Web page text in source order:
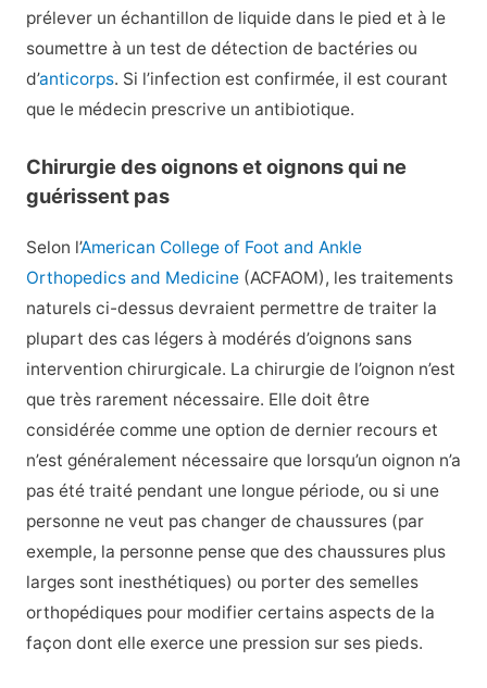
prélever un échantillon de liquide dans le pied et à le
soumettre à un test de détection de bactéries ou
d’anticorps. Si l’infection est confirmée, il est courant
que le médecin prescrive un antibiotique.
Chirurgie des oignons et oignons qui ne
guérissent pas
Selon l’American College of Foot and Ankle
Orthopedics and Medicine(ACFAOM), les traitements
naturels ci-dessus devraient permettre de traiter la
plupart des cas légers à modérés d’oignons sans
intervention chirurgicale. La chirurgie de l’oignon n’est
que très rarement nécessaire. Elle doit être
considérée comme une option de dernier recours et
n’est généralement nécessaire que lorsqu’un oignon n’a
pas été traité pendant une longue période, ou si une
personne ne veut pas changer de chaussures (par
exemple, la personne pense que des chaussures plus
larges sont inesthétiques) ou porter des semelles
orthopédiques pour modifier certains aspects de la
façon dont elle exerce une pression sur ses pieds.